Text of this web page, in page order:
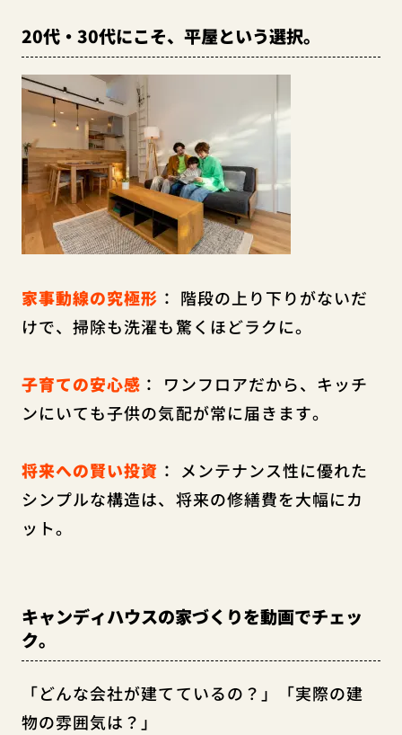
20代・30代にこそ、平屋という選択。
家事動線の究極形 ： 階段の上り下りがないだ
けで、掃除も洗濯も驚くほどラクに。
子育ての安心感 ： ワンフロアだから、キッチ
ンにいても子供の気配が常に届きます。
将来への賢い投資 ： メンテナンス性に優れた
シンプルな構造は、将来の修繕費を大幅にカ
ット。
キャンディハウスの家づくりを動画でチェッ
ク。
「どんな会社が建てているの？」「実際の建
物の雰囲気は？」